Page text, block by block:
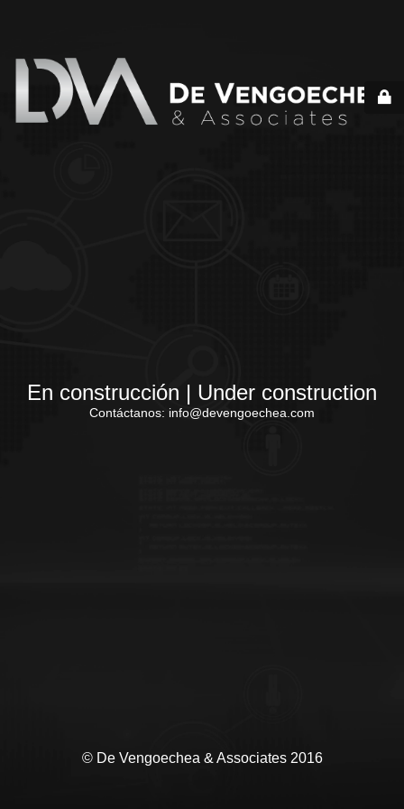
En construcción | Under construction
Contáctanos: info@devengoechea.com
© De Vengoechea & Associates 2016